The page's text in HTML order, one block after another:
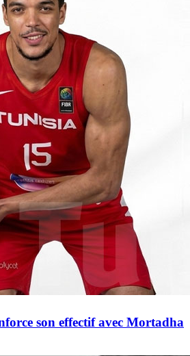
son effectif avec Mortadha